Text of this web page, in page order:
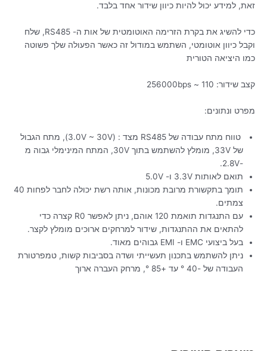
זאת, למידע יכול להיות כיוון שידור אחד בלבד.
כדי להשיג את בקרת הזרימה האוטומטית של אות ה- RS485, שלח
וקבל כיוון אוטומטי, השתמש במודול זה כאשר הפעולה שלך פשוטה
כמו היציאה הטורית
קצב שידור: 110 ~ 256000bps
מפרט ונתונים:
טווח מתח עבודה של RS485 מצד : (3.0V ~ 30V), מתח הגבול
של 33V, מומלץ להשתמש בתוך 30V, המתח המינימלי גבוה מ
-2.8V.
תואם לאותות 3.3V ו- 5.0V
תומך בתקשורת מרובת מכונות, אותה רשת יכולה לחבר לפחות 40
צמתים.
עם התנגדות תואמת 120 אוהם, ניתן לאפשר R0 קצרה כדי
להתאים את ההתנגדות, שידור למרחקים ארוכים מומלץ לקצר.
בעל ביצועי EMC ו- EMI גבוהים מאוד.
ניתן להשתמש בתכנון תעשייתי ושדה בסביבות קשות, טמפרטורת
העבודה של -40 ° עד +85 °, מרחק העברה ארוך